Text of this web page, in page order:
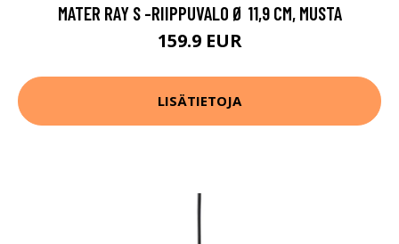
MATER RAY S -RIIPPUVALO Ø 11,9 CM, MUSTA
159.9 EUR
LISÄTIETOJA